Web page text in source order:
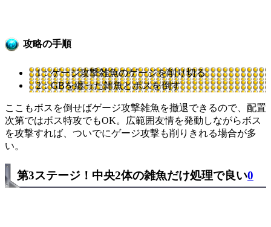
攻略の手順
1：ゲージ攻撃雑魚のゲージを削り切る
2：GBを纏った雑魚とボスを倒す
ここもボスを倒せばゲージ攻撃雑魚を撤退できるので、配置
次第ではボス特攻でもOK。広範囲友情を発動しながらボス
を攻撃すれば、ついでにゲージ攻撃も削りきれる場合が多
い。
第3ステージ！中央2体の雑魚だけ処理で良い0